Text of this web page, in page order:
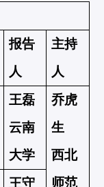
报告
人
主持
人
王磊
云南
大学
乔虎
生
西北
师范
王守